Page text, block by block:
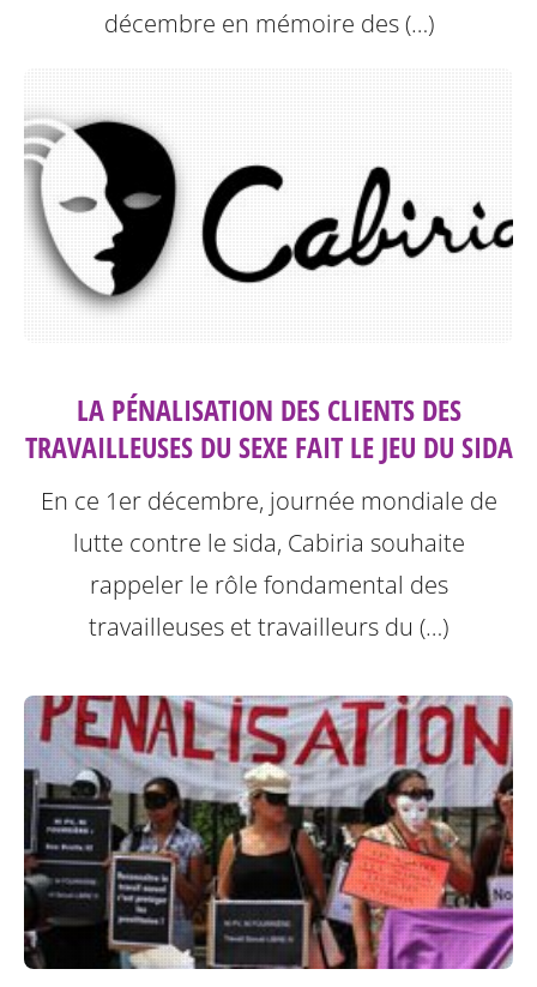
décembre en mémoire des (…)
LA PÉNALISATION DES CLIENTS DES
TRAVAILLEUSES DU SEXE FAIT LE JEU DU SIDA
En ce 1er décembre, journée mondiale de
lutte contre le sida, Cabiria souhaite
rappeler le rôle fondamental des
travailleuses et travailleurs du (…)